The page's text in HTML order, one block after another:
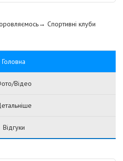
Спортивні клуби
Головна
Відео
Відгуки